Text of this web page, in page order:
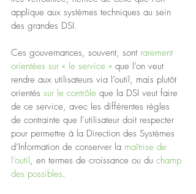
applique aux systèmes techniques au sein
des grandes DSI.
Ces gouvernances, souvent, sont rarement
orientées sur « le service » que l’on veut
rendre aux utilisateurs via l’outil, mais plutôt
orientés sur le contrôle que la DSI veut faire
de ce service, avec les différentes règles
de contrainte que l’utilisateur doit respecter
pour permettre à la Direction des Systèmes
d’Information de conserver la maîtrise de
l’outil, en termes de croissance ou du champ
des possibles.